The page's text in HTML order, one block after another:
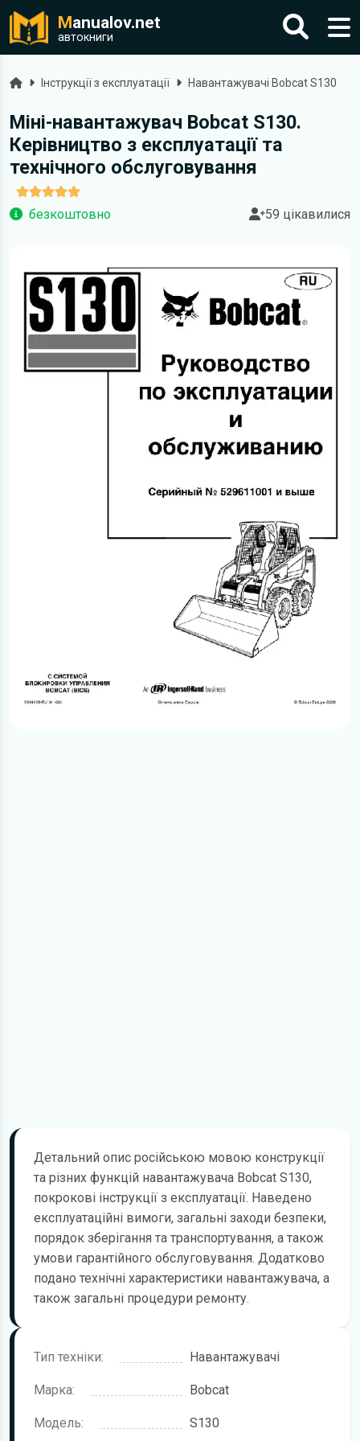
Manualov.net
автокниги
ГоловнаІнструкції з експлуатації Навантажувачі Bobcat S130
Міні-навантажувач Bobcat S130.
Керівництво з експлуатації та
технічного обслуговування
безкоштовно 59 цікавилися
Детальний опис російською мовою конструкції
та різних функцій навантажувача Bobcat S130,
покрокові інструкції з експлуатації. Наведено
експлуатаційні вимоги, загальні заходи безпеки,
порядок зберігання та транспортування, а також
умови гарантійного обслуговування. Додатково
подано технічні характеристики навантажувача, а
також загальні процедури ремонту.
Тип техніки: Навантажувачі
Марка: Bobcat
Модель: S130